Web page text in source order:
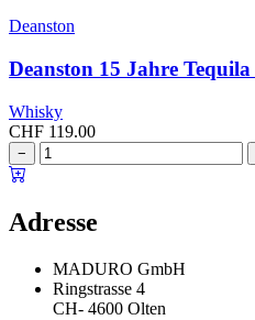
Deanston
Deanston 15 Jahre
Whisky
CHF 119.00
−
Adresse
MADURO GmbH
Ringstrasse 4
CH- 4600 Olten